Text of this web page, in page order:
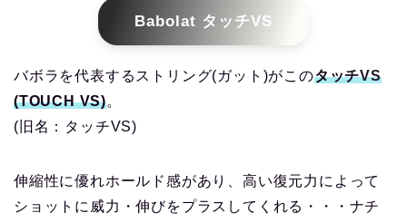
Babolat タッチVS
バボラを代表するストリング(ガット)がこのタッチVS
(TOUCH VS)。
(旧名：タッチVS)
伸縮性に優れホールド感があり、高い復元力によって
ショットに威力・伸びをプラスしてくれる・・・ナチ